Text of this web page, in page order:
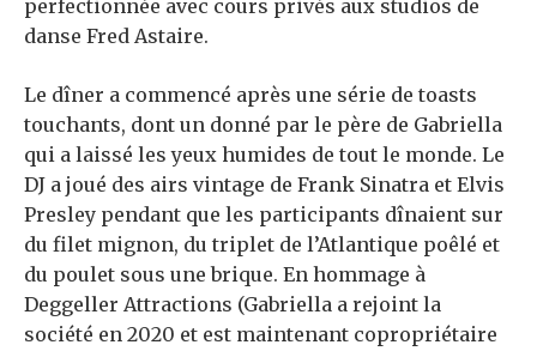
perfectionnée avec cours privés aux studios de
danse Fred Astaire.
Le dîner a commencé après une série de toasts
touchants, dont un donné par le père de Gabriella
qui a laissé les yeux humides de tout le monde. Le
DJ a joué des airs vintage de Frank Sinatra et Elvis
Presley pendant que les participants dînaient sur
du filet mignon, du triplet de l’Atlantique poêlé et
du poulet sous une brique. En hommage à
Deggeller Attractions (Gabriella a rejoint la
société en 2020 et est maintenant copropriétaire